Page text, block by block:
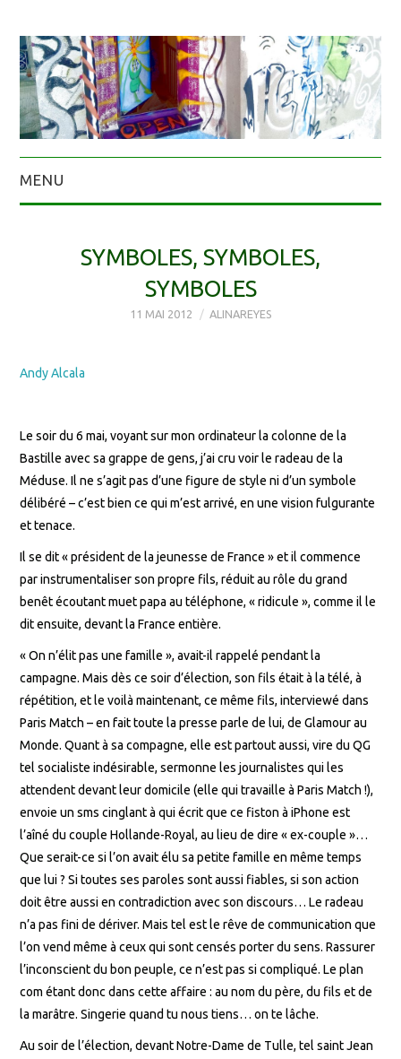
MENU
SYMBOLES, SYMBOLES,
SYMBOLES
11 MAI 2012 ALINAREYES
Andy Alcala
Le soir du 6 mai, voyant sur mon ordinateur la colonne de la
Bastille avec sa grappe de gens, j’ai cru voir le radeau de la
Méduse. Il ne s’agit pas d’une figure de style ni d’un symbole
délibéré – c’est bien ce qui m’est arrivé, en une vision fulgurante
et tenace.
Il se dit « président de la jeunesse de France » et il commence
par instrumentaliser son propre fils, réduit au rôle du grand
benêt écoutant muet papa au téléphone, « ridicule », comme il le
dit ensuite, devant la France entière.
« On n’élit pas une famille », avait-il rappelé pendant la
campagne. Mais dès ce soir d’élection, son fils était à la télé, à
répétition, et le voilà maintenant, ce même fils, interviewé dans
Paris Match – en fait toute la presse parle de lui, de Glamour au
Monde. Quant à sa compagne, elle est partout aussi, vire du QG
tel socialiste indésirable, sermonne les journalistes qui les
attendent devant leur domicile (elle qui travaille à Paris Match !),
envoie un sms cinglant à qui écrit que ce fiston à iPhone est
l’aîné du couple Hollande-Royal, au lieu de dire « ex-couple »…
Que serait-ce si l’on avait élu sa petite famille en même temps
que lui ? Si toutes ses paroles sont aussi fiables, si son action
doit être aussi en contradiction avec son discours… Le radeau
n’a pas fini de dériver. Mais tel est le rêve de communication que
l’on vend même à ceux qui sont censés porter du sens. Rassurer
l’inconscient du bon peuple, ce n’est pas si compliqué. Le plan
com étant donc dans cette affaire : au nom du père, du fils et de
la marâtre. Singerie quand tu nous tiens… on te lâche.
Au soir de l’élection, devant Notre-Dame de Tulle, tel saint Jean